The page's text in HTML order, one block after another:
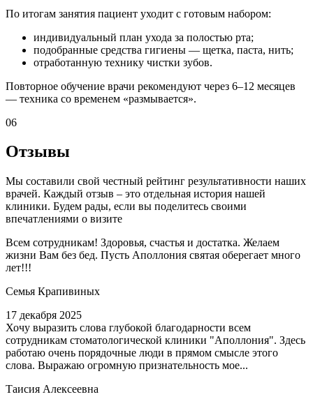
По итогам занятия пациент уходит с готовым набором:
индивидуальный план ухода за полостью рта;
подобранные средства гигиены — щетка, паста, нить;
отработанную технику чистки зубов.
Повторное обучение врачи рекомендуют через 6–12 месяцев
— техника со временем «размывается».
06
Отзывы
Мы составили свой честный рейтинг результативности наших
врачей. Каждый отзыв – это отдельная история нашей
клиники. Будем рады, если вы поделитесь своими
впечатлениями о визите
Всем сотрудникам! Здоровья, счастья и достатка. Желаем
жизни Вам без бед. Пусть Аполлония святая оберегает много
лет!!!
Семья Крапивиных
17 декабря 2025
Хочу выразить слова глубокой благодарности всем
сотрудникам стоматологической клиники "Аполлония". Здесь
работаю очень порядочные люди в прямом смысле этого
слова. Выражаю огромную признательность мое...
Таисия Алексеевна